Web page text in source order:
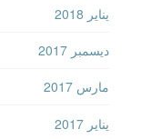
يناير 2018
ديسمبر 2017
مارس 2017
يناير 2017